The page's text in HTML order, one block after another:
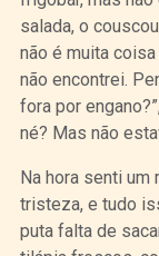
salada, o
não é muita
não encontrei.
fora por
né? Mas não
Na hora senti
tristeza, e tudo
puta falta de